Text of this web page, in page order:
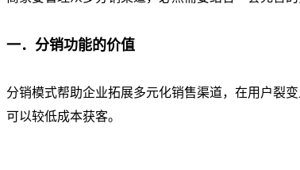
一．分销功能的价值
分销模式帮助企业拓展多元化销售渠道，在用户裂
可以较低成本获客。